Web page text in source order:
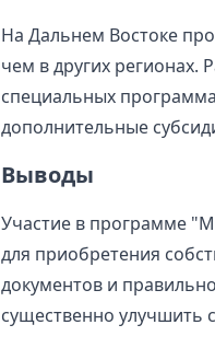
На Дальнем Востоке
чем в других регионах.
специальных
дополнительные
Выводы
Участие в программе
для приобретения
документов и
существенно улучшить